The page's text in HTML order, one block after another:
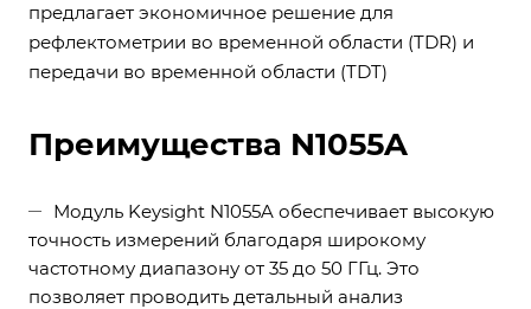
предлагает экономичное решение для
рефлектометрии во временной области (TDR) и
передачи во временной области (TDT)
Преимущества N1055A
Модуль Keysight N1055A обеспечивает высокую
точность измерений благодаря широкому
частотному диапазону от 35 до 50 ГГц. Это
позволяет проводить детальный анализ